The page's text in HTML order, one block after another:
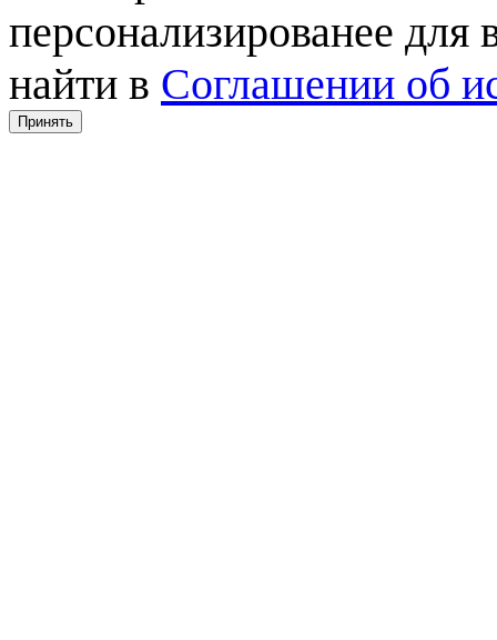
персонализированее
найти в Соглашении об
Принять